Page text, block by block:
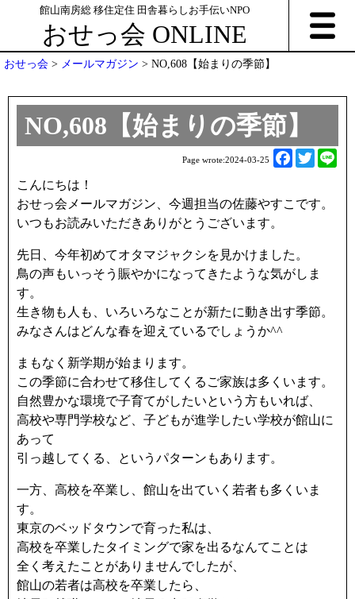
館山南房総 移住定住 田舎暮らしお手伝いNPO
おせっ会 ONLINE
おせっ会 > メールマガジン > NO,608【始まりの季節】
NO,608【始まりの季節】
Page wrote:2024-03-25
F
o
o
T
i
r
こんにちは！
おせっ会メールマガジン、今週担当の佐藤やすこです。
いつもお読みいただきありがとうございます。
先日、今年初めてオタマジャクシを見かけました。
鳥の声もいっそう賑やかになってきたような気がしま
す。
生き物も人も、いろいろなことが新たに動き出す季節。
みなさんはどんな春を迎えているでしょうか^^
まもなく新学期が始まります。
この季節に合わせて移住してくるご家族は多くいます。
自然豊かな環境で子育てがしたいという方もいれば、
高校や専門学校など、子どもが進学したい学校が館山に
あって
引っ越してくる、というパターンもあります。
一方、高校を卒業し、館山を出ていく若者も多くいま
す。
東京のベッドタウンで育った私は、
高校を卒業したタイミングで家を出るなんてことは
全く考えたことがありませんでしたが、
館山の若者は高校を卒業したら、